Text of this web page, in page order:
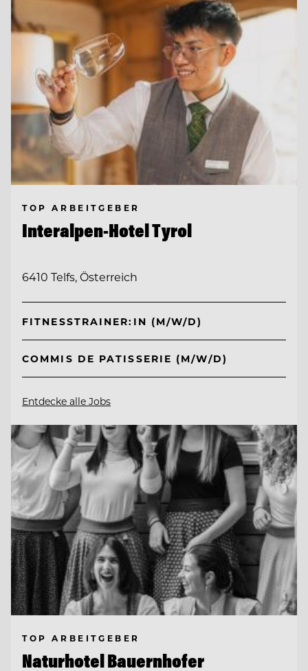
TOP ARBEITGEBER
Interalpen-Hotel Tyrol
6410 Telfs, Österreich
FITNESSTRAINER:IN (M/W/D)
COMMIS DE PATISSERIE (M/W/D)
Entdecke alle Jobs
TOP ARBEITGEBER
Naturhotel Bauernhofer